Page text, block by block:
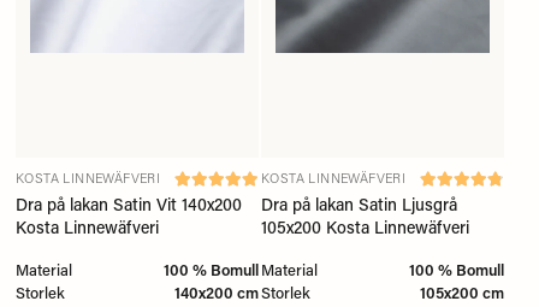
KOSTA LINNEWÄFVERI
Dra på lakan Satin Vit 140x200
Kosta Linnewäfveri
Material
100 % Bomull
Storlek
140x200 cm
KOSTA LINNEWÄFVERI
Dra på lakan Satin Ljusgrå
105x200 Kosta Linnewäfveri
Material
100 % Bomull
Storlek
105x200 cm